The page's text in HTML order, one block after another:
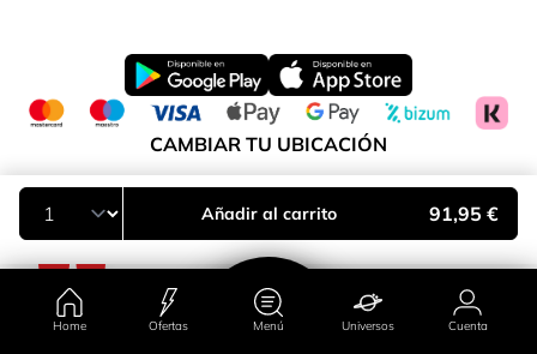
Home Ofertas Menú Universos Cuenta
Añadir al carrito 91,95 €
CAMBIAR TU UBICACIÓN
Península y Baleares